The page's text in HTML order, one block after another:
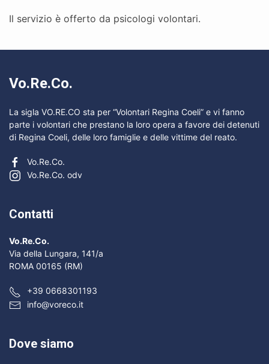
Il servizio è offerto da psicologi volontari.
Vo.Re.Co.
La sigla VO.RE.CO sta per “Volontari Regina Coeli” e vi fanno
parte i volontari che prestano la loro opera a favore dei detenuti
di Regina Coeli, delle loro famiglie e delle vittime del reato.
Vo.Re.Co.
Vo.Re.Co. odv
Contatti
Vo.Re.Co.
Via della Lungara, 141/a
ROMA 00165 (RM)
+39 0668301193
info@voreco.it
Dove siamo